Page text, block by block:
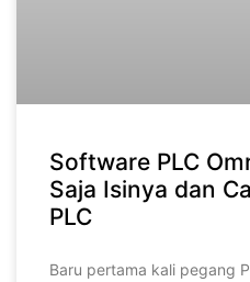
Software PLC
Saja Isinya dan
PLC
Baru pertama kali pegang